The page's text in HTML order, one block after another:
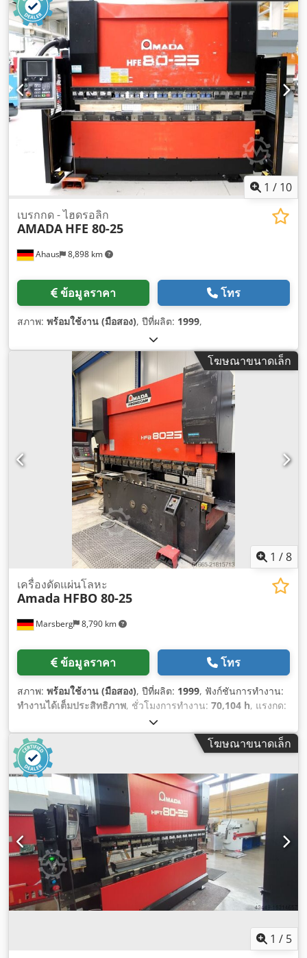
1 / 10
Ahaus 8,898 km
เบรกกด - ไฮดรอลิก
AMADA HFE 80-25
ข้อมูลราคา โทร
สภาพ: พร้อมใช้งาน (มือสอง), ปีที่ผลิต: 1999,
โฆษณาขนาดเล็ก
1 /8
Marsberg 8,790 km
เครื่องดัดแผ่นโลหะ
Amada HFBO 80-25
ข้อมูลราคา โทร
สภาพ: พร้อมใช้งาน (มือสอง), ปีที่ผลิต: 1999, ฟังก์ชันการทำงาน:
ทำงานได้เต็มประสิทธิภาพ, ชั่วโมงการทำงาน: 70,104 h, แรงกด:
3,100 มม, ความกว้างทั้งหมด:
ความสูงรวม:2,540 มม, น้ำหนักรวม:5,750 กก., ความกว้างใน
การทำงาน:
, โฆษณาขนาดเล็ก
1 / 5